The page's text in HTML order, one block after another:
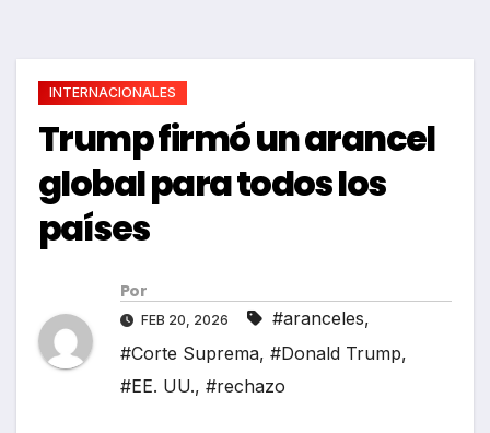
INTERNACIONALES
Trump firmó un arancel
global para todos los
países
Por
FEB 20, 2026 #aranceles,
#Corte Suprema, #Donald Trump,
#EE. UU., #rechazo